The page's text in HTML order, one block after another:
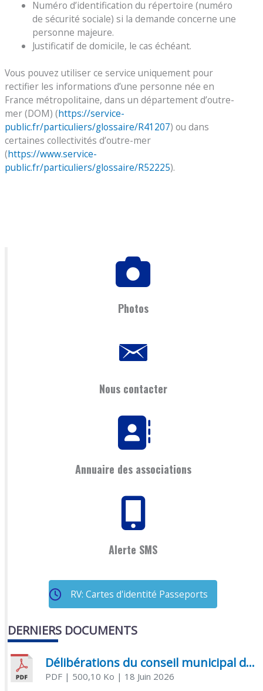
Numéro d’identification du répertoire (numéro
de sécurité sociale) si la demande concerne une
personne majeure.
Justificatif de domicile, le cas échéant.
Vous pouvez utiliser ce service uniquement pour
rectifier les informations d’une personne née en
France métropolitaine, dans un département d’outre-
mer (DOM) (https://service-
public.fr/particuliers/glossaire/R41207) ou dans
certaines collectivités d’outre-mer
(https://www.service-
public.fr/particuliers/glossaire/R52225).
Photos
Nous contacter
Annuaire des associations
Alerte SMS
RV: Cartes d'identité Passeports
DERNIERS DOCUMENTS
Délibérations du conseil municipal du 18 juin 2026
PDF| 500,10 Ko | 18 Juin 2026